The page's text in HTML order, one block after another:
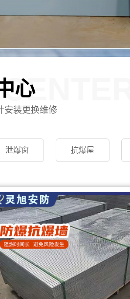
心
安装更换维修
泄爆窗 抗爆屋